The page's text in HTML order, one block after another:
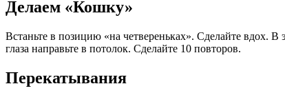
Делаем «Кошку»
Встаньте в позицию «на четвереньках». Сделайте вдох.
глаза направьте в потолок. Сделайте 10 повторов.
Перекатывания